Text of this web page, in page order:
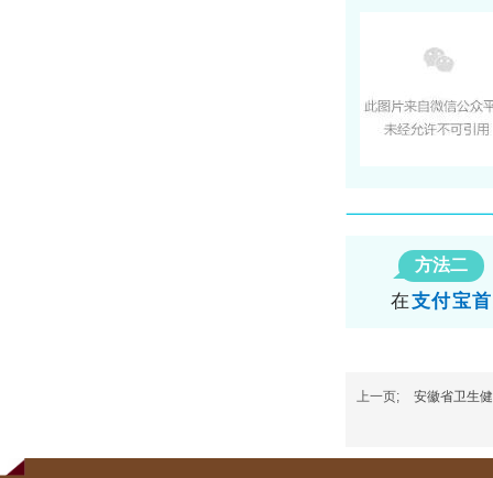
方法二
在支付宝
上一页; 安徽省卫生